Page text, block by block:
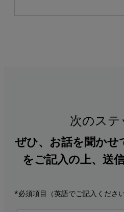
次のス
ぜひ、お話を聞かせ
をご記入の上、送
*必須項目（英語でご記入ください